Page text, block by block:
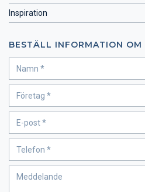
Inspiration
BESTÄLL INFORMATION OM